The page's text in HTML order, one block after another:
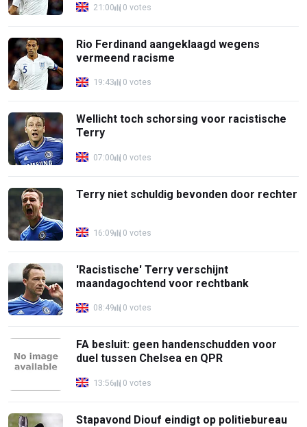
21:00 0 votes
Rio Ferdinand aangeklaagd wegens
vermeend racisme
19:43 0 votes
Wellicht toch schorsing voor racistische
Terry
07:00 0 votes
Terry niet schuldig bevonden door rechter
16:09 0 votes
'Racistische' Terry verschijnt
maandagochtend voor rechtbank
08:49 0 votes
FA besluit: geen handenschudden voor
duel tussen Chelsea en QPR
13:56 0 votes
Stapavond Diouf eindigt op politiebureau